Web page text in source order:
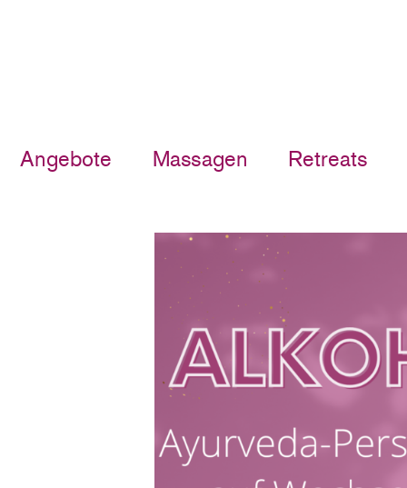
Angebote Massagen Retreats